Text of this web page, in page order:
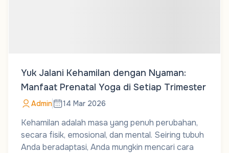
Yuk Jalani Kehamilan dengan Nyaman:
Manfaat Prenatal Yoga di Setiap Trimester
Admin 14 Mar 2026
Kehamilan adalah masa yang penuh perubahan,
secara fisik, emosional, dan mental. Seiring tubuh
Anda beradaptasi, Anda mungkin mencari cara